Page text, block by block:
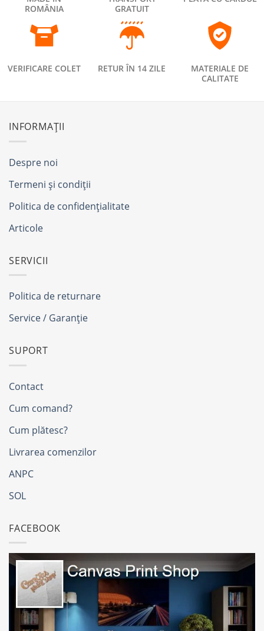
ROMÂNIA
GRATUIT
VERIFICARE COLET RETUR ÎN 14 ZILE
MATERIALE DE
CALITATE
INFORMAȚII
Despre noi
Termeni și condiții
Politica de confidențialitate
Articole
SERVICII
Politica de returnare
Service / Garanție
SUPORT
Contact
Cum comand?
Cum plătesc?
Livrarea comenzilor
ANPC
SOL
FACEBOOK